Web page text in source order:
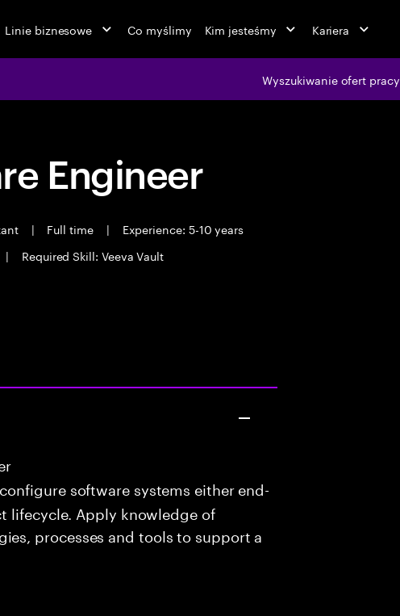
Linie biznesowe Co myślimy Kim jesteśmy Kariera
Wyszukiwanie ofert pracy
Engineer
| Full time |
Experience: 5-10 years
| Required Skill: Veeva Vault
software systems either end-
lifecycle. Apply knowledge of
processes and tools to support a